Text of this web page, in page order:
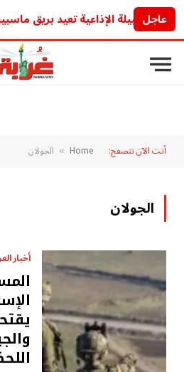
عاجل
عودة نبيلة الإذاعية تعيد بريق
أنت الآن تتصفح: Home
» الجولان
الجولان
أخبار